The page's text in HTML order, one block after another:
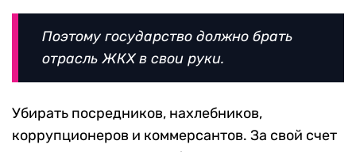
Поэтому государство должно брать
отрасль ЖКХ в свои руки.
Убирать посредников, нахлебников,
коррупционеров и коммерсантов. За свой счет